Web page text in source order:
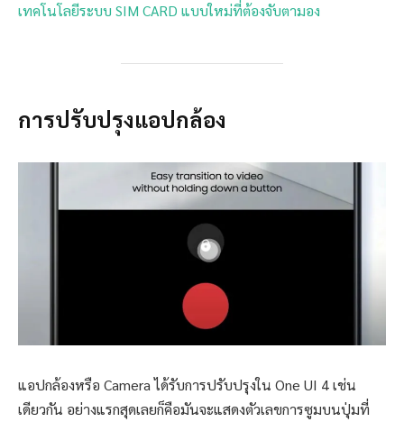
เทคโนโลยีระบบ SIM CARD แบบใหม่ที่ต้องจับตามอง
การปรับปรุงแอปกล้อง
แอปกล้องหรือ Camera ได้รับการปรับปรุงใน One UI 4 เช่น
เดียวกัน อย่างแรกสุดเลยก็คือมันจะแสดงตัวเลขการซูมบนปุ่มที่